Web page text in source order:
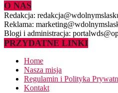
O NAS
Redakcja:
Reklama:
Blogi i administracja:
PRZYDATNE LINKI
Home
Nasza misja
Regulamin i Polityka
Kontakt